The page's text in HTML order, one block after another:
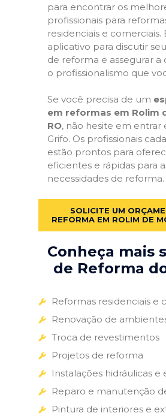
para encontrar os
profissionais para
residenciais e comerciais.
aplicativo para discutir
de reforma e assegurar a
o profissionalismo que
Se você precisa de um
em reformas em Rolim
RO, não hesite em entrar
Grifo. Os profissionais
estão prontos para
eficientes e rápidas para
necessidades de reforma.
SOLICITE UM
REFORMA EM ROLIM DE
Conheça mais
de Reforma
Reformas residenciais e
Renovação de
Troca de revestimentos
Projetos de reforma
Instalações hidráulicas e
Reparo e manutenção
Pintura de interiores e